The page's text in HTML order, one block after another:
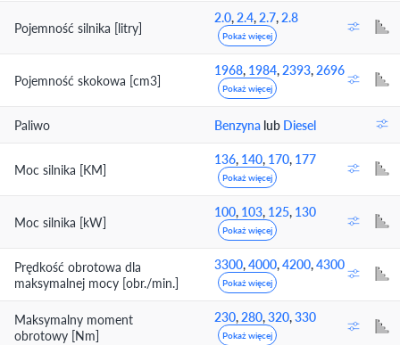
Pojemność silnika [litry]
2.0,2.4,2.7,2.8
Pokaż więcej
Pojemność skokowa [cm3]
1968, 1984,2393,2696
Pokaż więcej
Paliwo Benzyna lub Diesel
Moc silnika [KM]
136, 140, 170, 177
Pokaż więcej
Moc silnika [kW]
100, 103, 125, 130
Pokaż więcej
Prędkość obrotowa dla
maksymalnej mocy [obr./min.]
3300,4000,4200,4300
Pokaż więcej
Maksymalny moment
obrotowy [Nm]
230,280,320,330
Pokaż więcej